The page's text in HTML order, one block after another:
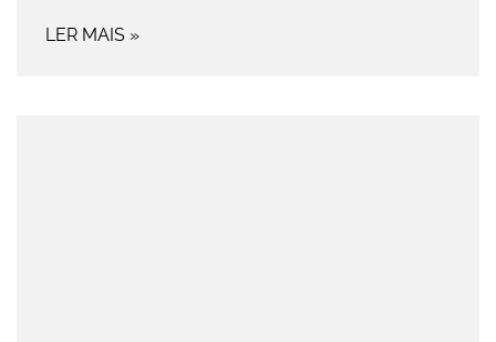
LER MAIS »